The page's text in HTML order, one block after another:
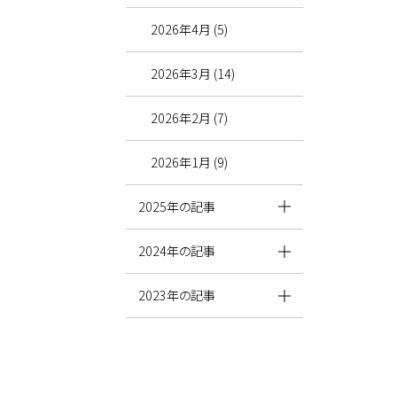
2026年4月 (5)
2026年3月 (14)
2026年2月 (7)
2026年1月 (9)
2025年の記事
2024年の記事
2023年の記事